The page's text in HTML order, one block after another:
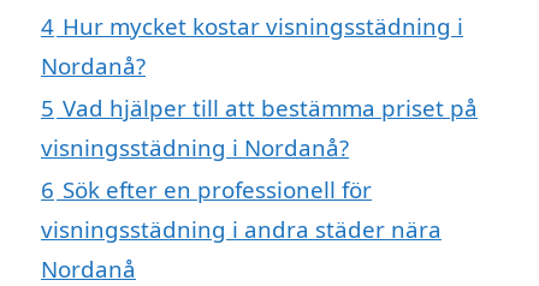
4 Hur mycket kostar visningsstädning i
Nordanå?
5 Vad hjälper till att bestämma priset på
visningsstädning i Nordanå?
6 Sök efter en professionell för
visningsstädning i andra städer nära
Nordanå